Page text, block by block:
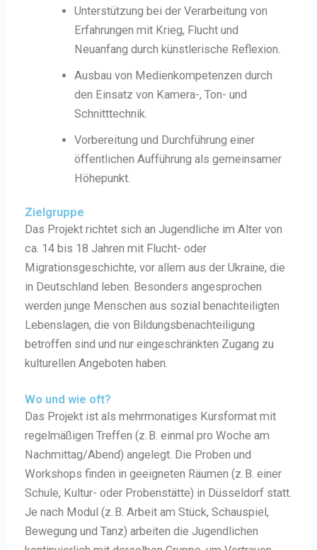
Unterstützung bei der Verarbeitung von
Erfahrungen mit Krieg, Flucht und
Neuanfang durch künstlerische Reflexion.
Ausbau von Medienkompetenzen durch
den Einsatz von Kamera-, Ton- und
Schnitttechnik.
Vorbereitung und Durchführung einer
öffentlichen Aufführung als gemeinsamer
Höhepunkt.
Zielgruppe
Das Projekt richtet sich an Jugendliche im Alter von
ca. 14 bis 18 Jahren mit Flucht- oder
Migrationsgeschichte, vor allem aus der Ukraine, die
in Deutschland leben. Besonders angesprochen
werden junge Menschen aus sozial benachteiligten
Lebenslagen, die von Bildungsbenachteiligung
betroffen sind und nur eingeschränkten Zugang zu
kulturellen Angeboten haben.
Wo und wie oft?
Das Projekt ist als mehrmonatiges Kursformat mit
regelmäßigen Treffen (z. B. einmal pro Woche am
Nachmittag/Abend) angelegt. Die Proben und
Workshops finden in geeigneten Räumen (z. B. einer
Schule, Kultur- oder Probenstätte) in Düsseldorf statt.
Je nach Modul (z. B. Arbeit am Stück, Schauspiel,
Bewegung und Tanz) arbeiten die Jugendlichen